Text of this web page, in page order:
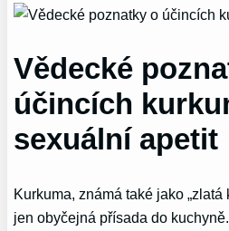
Vědecké
účincích
sexuální apetit
Kurkuma, známá také jako „zlatá
jen obyčejná přísada do